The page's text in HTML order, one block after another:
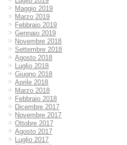
Maggio 2019
Marzo 2019
Febbraio 2019
Gennaio 2019
Novembre 2018
Settembre 2018
Agosto 2018
Luglio 2018
Giugno 2018
Aprile 2018
Marzo 2018
Febbraio 2018
Dicembre 2017
Novembre 2017
Ottobre 2017
Agosto 2017
Luglio 2017